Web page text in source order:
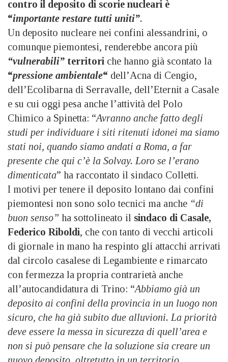
contro il deposito di scorie nucleari è
“importante restare tutti uniti”.
Un deposito nucleare nei confini alessandrini, o
comunque piemontesi, renderebbe ancora più
“vulnerabili” territori che hanno già scontato la
“pressione ambientale“ dell’Acna di Cengio,
dell’Ecolibarna di Serravalle, dell’Eternit a Casale
e su cui oggi pesa anche l’attività del Polo
Chimico a Spinetta: “Avranno anche fatto degli
studi per individuare i siti ritenuti idonei ma siamo
stati noi, quando siamo andati a Roma, a far
presente che qui c’è la Solvay. Loro se l’erano
dimenticata” ha raccontato il sindaco Colletti.
I motivi per tenere il deposito lontano dai confini
piemontesi non sono solo tecnici ma anche “di
buon senso” ha sottolineato il sindaco di Casale,
Federico Riboldi, che con tanto di vecchi articoli
di giornale in mano ha respinto gli attacchi arrivati
dal circolo casalese di Legambiente e rimarcato
con fermezza la propria contrarietà anche
all’autocandidatura di Trino: “Abbiamo già un
deposito ai confini della provincia in un luogo non
sicuro, che ha già subito due alluvioni. La priorità
deve essere la messa in sicurezza di quell’area e
non si può pensare che la soluzione sia creare un